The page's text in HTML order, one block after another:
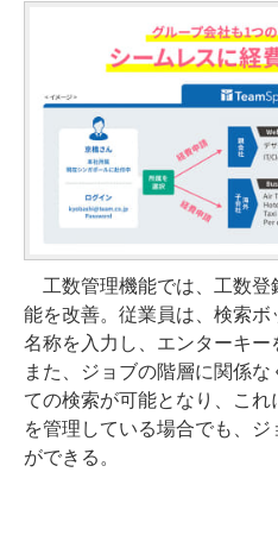
工数管理機能では、工数登
能を改善。従業員は、検索
名称を入力し、エンターキー
また、ジョブの階層に関係
ての検索が可能となり、こ
を管理している場合でも、
ができる。